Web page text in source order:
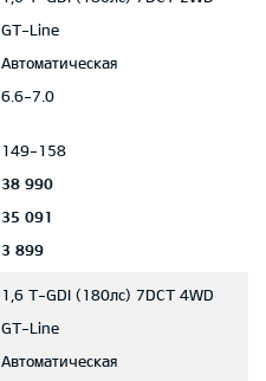
GT-Line
Автоматическая
6.6-7.0
149-158
38 990
35 091
3 899
1,6 T-GDI (180лс) 7DCT 4WD
GT-Line
Автоматическая